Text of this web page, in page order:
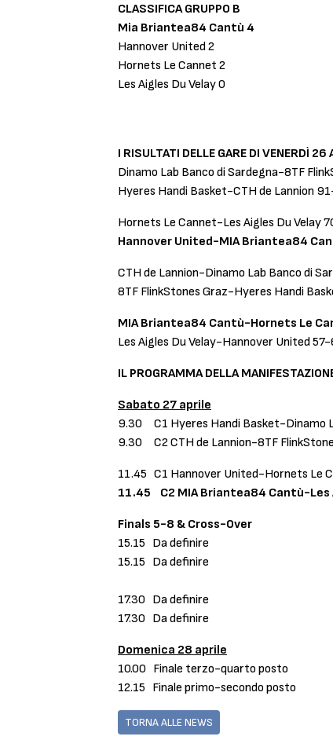
CLASSIFICA GRUPPO B
Mia Briantea84 Cantù 4
Hannover United 2
Hornets Le Cannet 2
Les Aigles Du Velay 0
I RISULTATI DELLE GARE DI VENERDÌ 26
Dinamo Lab Banco di Sardegna-8TF
Hyeres Handi Basket-CTH de Lannion
Hornets Le Cannet-Les Aigles Du Velay
Hannover United-MIA Briantea84
CTH de Lannion-Dinamo Lab Banco di
8TF FlinkStones Graz-Hyeres Handi
MIA Briantea84 Cantù-Hornets Le
Les Aigles Du Velay-Hannover United 57-
IL PROGRAMMA DELLA
Sabato 27 aprile
9.30 C1 Hyeres Handi Basket-Dinamo
9.30 C2 CTH de Lannion-8TF
11.45 C1 Hannover United-Hornets Le
11.45 C2 MIA Briantea84 Cantù-Les
Finals 5-8 & Cross-Over
15.15 Da definire
15.15 Da definire
17.30 Da definire
17.30 Da definire
Domenica 28 aprile
10.00 Finale terzo-quarto posto
12.15 Finale primo-secondo posto
TORNA ALLE NEWS